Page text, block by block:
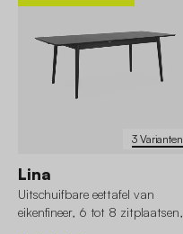
3 Varianten
Lina
Uitschuifbare eettafel van
eikenfineer, 6 tot 8 zitplaatsen,